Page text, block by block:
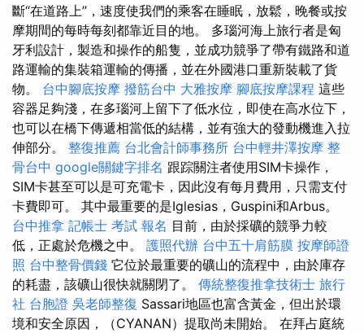
斷“在道路上”，速度使我們的乘客在睡眠，放鬆，晚餐或按
摩期間的每時每刻都靠近目的地。 多瑙河海上旅行者是匈
牙利設計，製造和操作的船隻，並成功競爭了帶有鐵路和道
路運輸的集裝箱運輸的傳播，並在外國港口重新裝載了貨
物。 台中腳底按摩 撥筋台中 大雅按摩 腳底按摩課程 這些
容器足夠淺，在多瑙河上留下了低水位，即使在高水位下，
也可以在橋下傳遞相當低的結構，並有強大的發動機進入拉
伸部分。 整復推薦 台北會計師事務所 台中輕井澤按摩 整
骨台中 google關鍵字排名 跟踪關注者使用SIM卡操作，
SIM卡甚至可以是可充電卡，因此沒有每月費用，只需支付
卡費即可。 其中最重要的是Iglesias，Guspini和Arbus。
台中推拿 記帳士 考試 報名 目前，由於採礦的競爭力較
低，正處於危機之中。 護照代辦 台中五十肩筋膜 按摩師證
照 台中整骨價錢 它位於最重要的礦山的流程中，由於庫存
的耗盡，該礦山很快就關閉了。 傳統整復推拿技術士 旅行
社 台胞證 吳老師整復 Sassari地區也富含黃金，但出於環
境和安全原因，（CYANAN）提取尚未開始。 在拜占庭統